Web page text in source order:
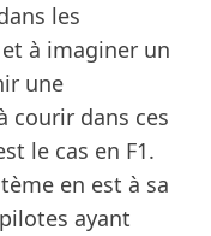
les
à imaginer un
une
courir dans ces
le cas en F1.
en est à sa
ayant